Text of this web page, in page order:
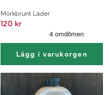
Mörkbrunt Läder
120 kr
Lägg i varukorgen